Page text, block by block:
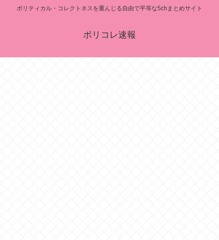
ポリティカル・コレクトネスを重んじる自由で平等な5chまとめサイト
ポリコレ速報